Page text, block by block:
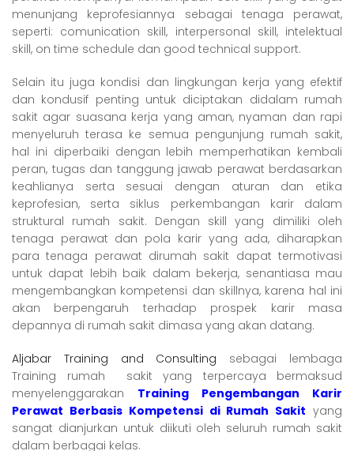
menunjang keprofesiannya sebagai tenaga perawat,
seperti: comunication skill, interpersonal skill, intelektual
skill, on time schedule dan good technical support.
Selain itu juga kondisi dan lingkungan kerja yang efektif
dan kondusif penting untuk diciptakan didalam rumah
sakit agar suasana kerja yang aman, nyaman dan rapi
menyeluruh terasa ke semua pengunjung rumah sakit,
hal ini diperbaiki dengan lebih memperhatikan kembali
peran, tugas dan tanggung jawab perawat berdasarkan
keahlianya serta sesuai dengan aturan dan etika
keprofesian, serta siklus perkembangan karir dalam
struktural rumah sakit. Dengan skill yang dimiliki oleh
tenaga perawat dan pola karir yang ada, diharapkan
para tenaga perawat dirumah sakit dapat termotivasi
untuk dapat lebih baik dalam bekerja, senantiasa mau
mengembangkan kompetensi dan skillnya, karena hal ini
akan berpengaruh terhadap prospek karir masa
depannya di rumah sakit dimasa yang akan datang.
Aljabar Training and Consulting sebagai lembaga
Training rumah sakit yang terpercaya bermaksud
menyelenggarakan Training Pengembangan Karir
Perawat Berbasis Kompetensi di Rumah Sakit yang
sangat dianjurkan untuk diikuti oleh seluruh rumah sakit
dalam berbagai kelas.